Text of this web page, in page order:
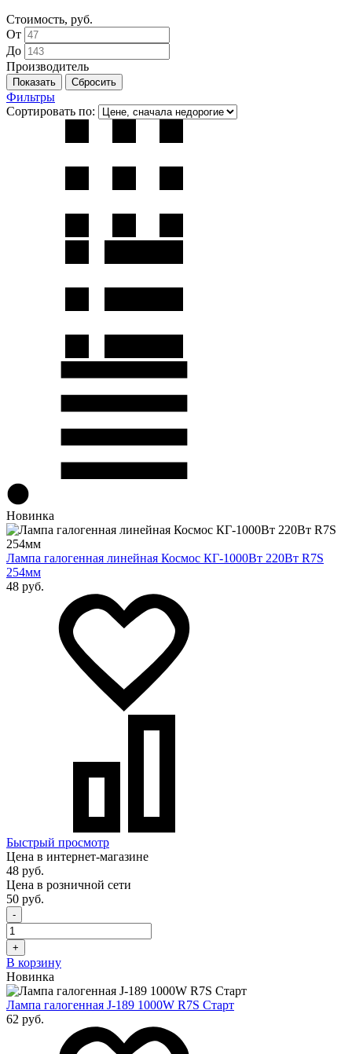
Стоимость, руб.
От
До
Производитель
Фильтры
Сортировать по:
Новинка
Лампа галогенная линейная Космос КГ-1000Вт 220Вт R7S
254мм
48 руб.
Быстрый просмотр
Цена в интернет-магазине
48 руб.
Цена в розничной сети
50 руб.
-
+
В корзину
Новинка
Лампа галогенная J-189 1000W R7S Старт
62 руб.